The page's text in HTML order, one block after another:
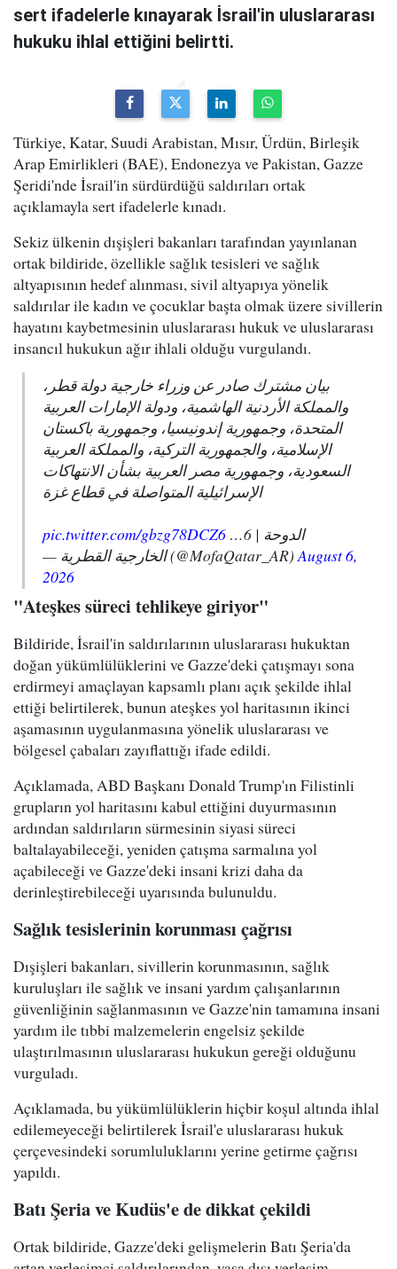
sert ifadelerle kınayarak İsrail'in uluslararası
hukuku ihlal ettiğini belirtti.
Türkiye, Katar, Suudi Arabistan, Mısır, Ürdün, Birleşik
Arap Emirlikleri (BAE), Endonezya ve Pakistan, Gazze
Şeridi'nde İsrail'in sürdürdüğü saldırıları ortak
açıklamayla sert ifadelerle kınadı.
Sekiz ülkenin dışişleri bakanları tarafından yayınlanan
ortak bildiride, özellikle sağlık tesisleri ve sağlık
altyapısının hedef alınması, sivil altyapıya yönelik
saldırılar ile kadın ve çocuklar başta olmak üzere sivillerin
hayatını kaybetmesinin uluslararası hukuk ve uluslararası
insancıl hukukun ağır ihlali olduğu vurgulandı.
بيان مشترك صادر عن وزراء خارجية دولة قطر،
والمملكة الأردنية الهاشمية، ودولة الإمارات العربية
المتحدة، وجمهورية إندونيسيا، وجمهورية باكستان
الإسلامية، والجمهورية التركية، والمملكة العربية
السعودية، وجمهورية مصر العربية بشأن الانتهاكات
الإسرائيلية المتواصلة في قطاع غزة
الدوحة | 6…
pic.twitter.com/gbzg78DCZ6
— الخارجية القطرية (@MofaQatar_AR)August 6,
2026
"Ateşkes süreci tehlikeye giriyor"
Bildiride, İsrail'in saldırılarının uluslararası hukuktan
doğan yükümlülüklerini ve Gazze'deki çatışmayı sona
erdirmeyi amaçlayan kapsamlı planı açık şekilde ihlal
ettiği belirtilerek, bunun ateşkes yol haritasının ikinci
aşamasının uygulanmasına yönelik uluslararası ve
bölgesel çabaları zayıflattığı ifade edildi.
Açıklamada, ABD Başkanı Donald Trump'ın Filistinli
grupların yol haritasını kabul ettiğini duyurmasının
ardından saldırıların sürmesinin siyasi süreci
baltalayabileceği, yeniden çatışma sarmalına yol
açabileceği ve Gazze'deki insani krizi daha da
derinleştirebileceği uyarısında bulunuldu.
Sağlık tesislerinin korunması çağrısı
Dışişleri bakanları, sivillerin korunmasının, sağlık
kuruluşları ile sağlık ve insani yardım çalışanlarının
güvenliğinin sağlanmasının ve Gazze'nin tamamına insani
yardım ile tıbbi malzemelerin engelsiz şekilde
ulaştırılmasının uluslararası hukukun gereği olduğunu
vurguladı.
Açıklamada, bu yükümlülüklerin hiçbir koşul altında ihlal
edilemeyeceği belirtilerek İsrail'e uluslararası hukuk
çerçevesindeki sorumluluklarını yerine getirme çağrısı
yapıldı.
Batı Şeria ve Kudüs'e de dikkat çekildi
Ortak bildiride, Gazze'deki gelişmelerin Batı Şeria'da